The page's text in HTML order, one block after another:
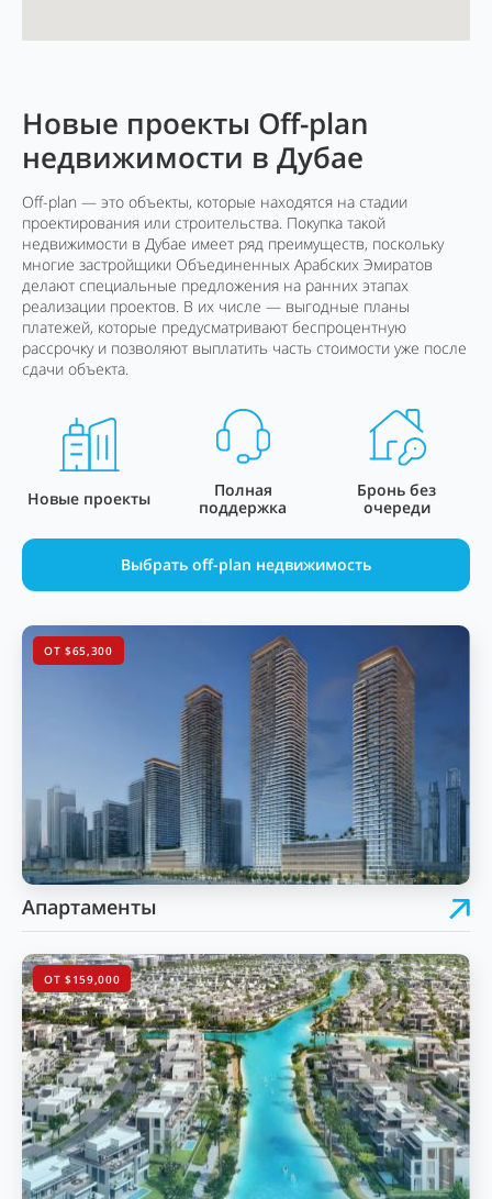
Новые проекты Off-plan
недвижимости в Дубае
Off-plan — это объекты, которые находятся на стадии
проектирования или строительства. Покупка такой
недвижимости в Дубае имеет ряд преимуществ, поскольку
многие застройщики Объединенных Арабских Эмиратов
делают специальные предложения на ранних этапах
реализации проектов. В их числе — выгодные планы
платежей, которые предусматривают беспроцентную
рассрочку и позволяют выплатить часть стоимости уже после
сдачи объекта.
Новые проекты
Полная
поддержка
Бронь без
очереди
Выбрать off-plan недвижимость
ОТ $65,300
Апартаменты
ОТ $159,000